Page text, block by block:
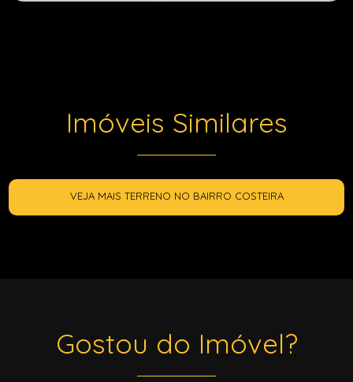
Imóveis Similares
VEJA MAIS TERRENO NO BAIRRO COSTEIRA
Gostou do Imóvel?